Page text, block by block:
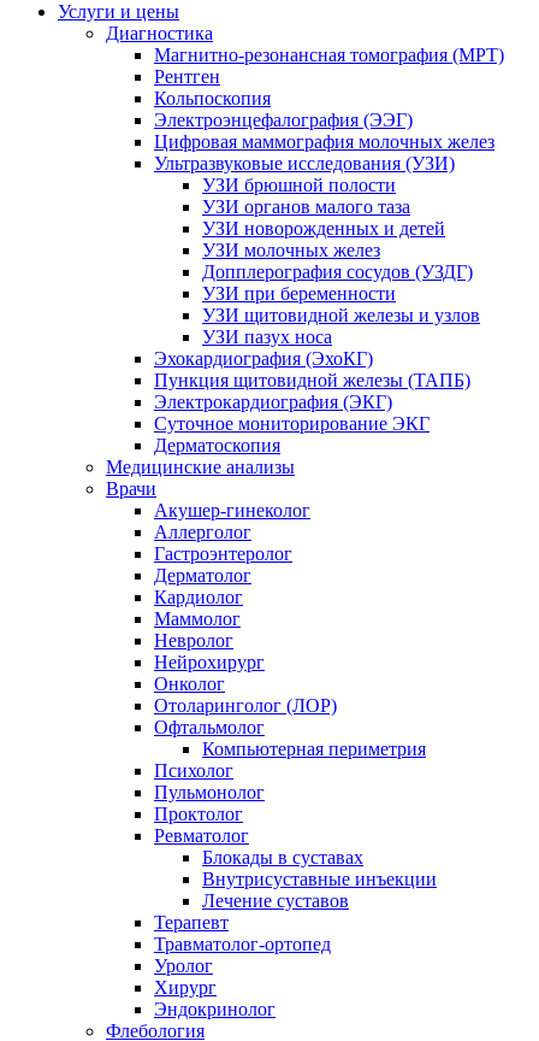
Услуги и цены
Диагностика
Магнитно-резонансная томография (МРТ)
Рентген
Кольпоскопия
Электроэнцефалография (ЭЭГ)
Цифровая маммография молочных желез
Ультразвуковые исследования (УЗИ)
УЗИ брюшной полости
УЗИ органов малого таза
УЗИ новорожденных и детей
УЗИ молочных желез
Допплерография сосудов (УЗДГ)
УЗИ при беременности
УЗИ щитовидной железы и узлов
УЗИ пазух носа
Эхокардиография (ЭхоКГ)
Пункция щитовидной железы (ТАПБ)
Электрокардиография (ЭКГ)
Суточное мониторирование ЭКГ
Дерматоскопия
Медицинские анализы
Врачи
Акушер-гинеколог
Аллерголог
Гастроэнтеролог
Дерматолог
Кардиолог
Маммолог
Невролог
Нейрохирург
Онколог
Отоларинголог (ЛОР)
Офтальмолог
Компьютерная периметрия
Психолог
Пульмонолог
Проктолог
Ревматолог
Блокады в суставах
Внутрисуставные инъекции
Лечение суставов
Терапевт
Травматолог-ортопед
Уролог
Хирург
Эндокринолог
Флебология